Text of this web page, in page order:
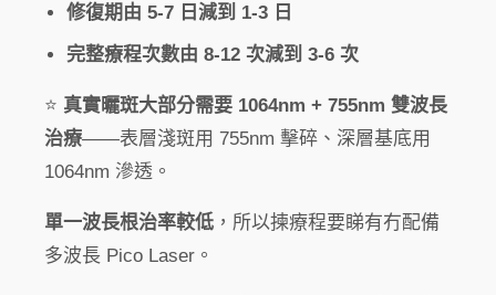
修復期由 5-7 日減到 1-3 日
完整療程次數由 8-12 次減到 3-6 次
⭐ 真實曬斑大部分需要 1064nm + 755nm 雙波長
治療——表層淺斑用 755nm 擊碎、深層基底用
1064nm 滲透。
單一波長根治率較低 ，所以揀療程要睇有冇配備
多波長 Pico Laser。